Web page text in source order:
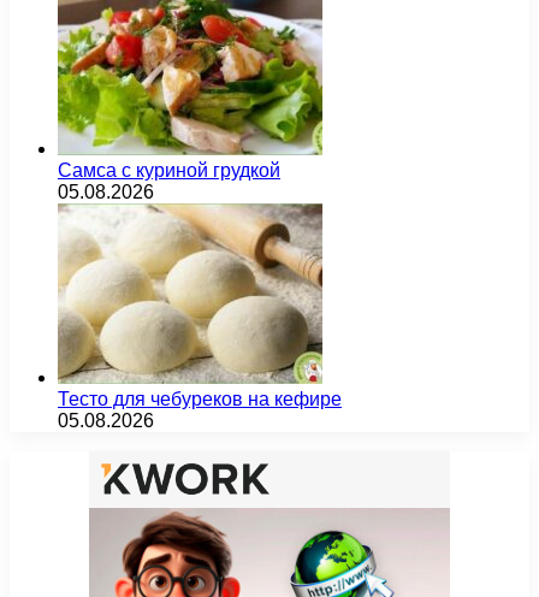
Самса с куриной грудкой
05.08.2026
Тесто для чебуреков на кефире
05.08.2026